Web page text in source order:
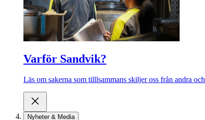
Varför Sandvik?
Läs om sakerna som tilllsammans skiljer oss från andra
Nyheter & Media